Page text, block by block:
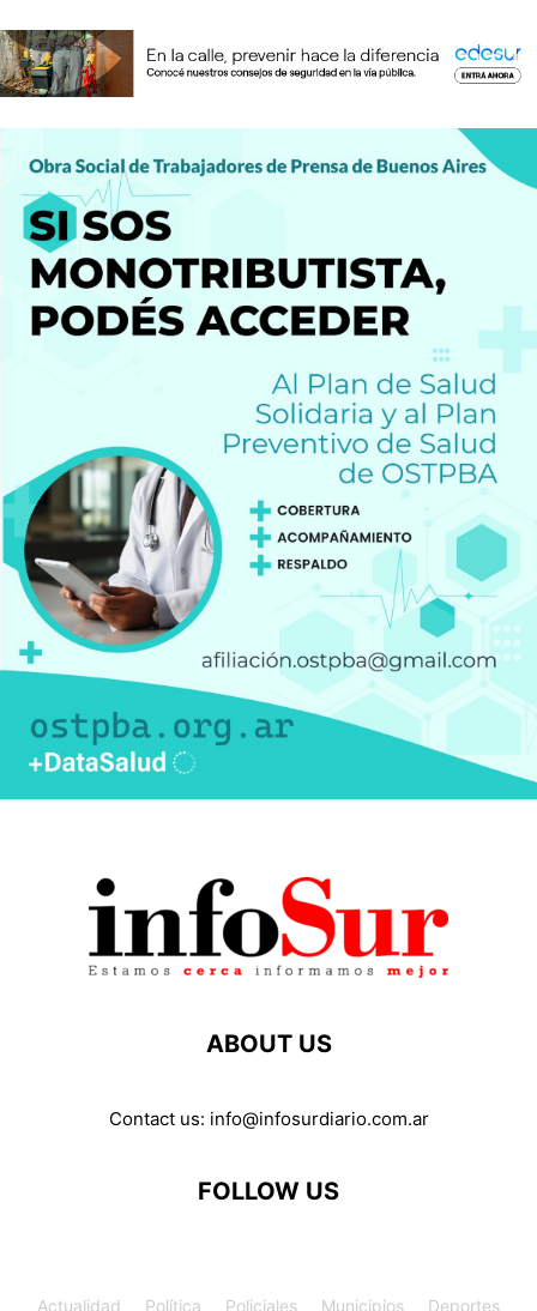
ABOUT US
Contact us: info@infosurdiario.com.ar
FOLLOW US
Actualidad Política Policiales Municipios Deportes